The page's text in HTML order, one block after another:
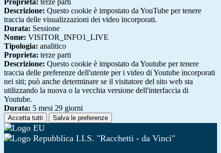
Descrizione: Questo cookie è impostato da YouTube per tenere
traccia delle visualizzazioni dei video incorporati.
Durata: Sessione
Nome: VISITOR_INFO1_LIVE
Tipologia: analitico
Proprieta: terze parti
Descrizione: Questo cookie è impostato da Youtube per tenere
traccia delle preferenze dell'utente per i video di Youtube incorporati
nei siti; può anche determinare se il visitatore del sito web sta
utilizzando la nuova o la vecchia versione dell'interfaccia di
Youtube.
Durata: 5 mesi 29 giorni
Accetta tutti Salva le preferenze
I.I.S. "Racchetti - da Vinci"